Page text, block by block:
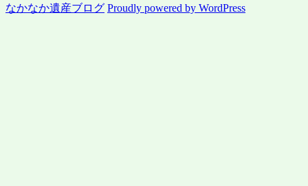
なかなか遺産ブログ Proudly powered by WordPress